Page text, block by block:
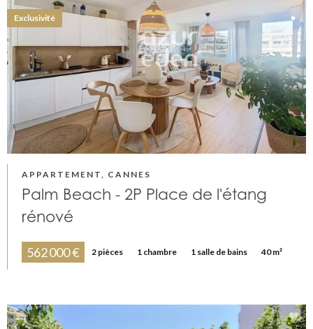
APPARTEMENT, CANNES
Palm Beach - 2P Place de l'étang
rénové
562 000 € 2 pièces 1 chambre 1 salle de bains 40 m²
Exclusivité